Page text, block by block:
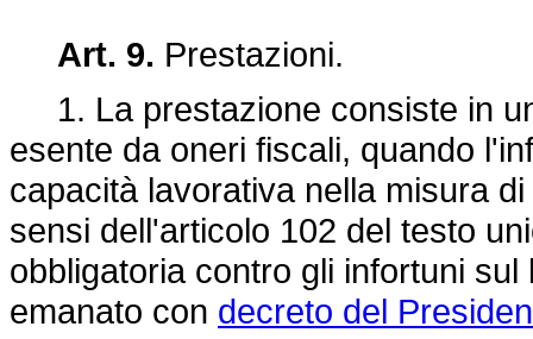
Art. 9. Prestazioni.
1. La prestazione consiste in
esente da oneri fiscali, quando
capacità lavorativa nella misura
sensi dell'articolo 102 del testo
obbligatoria contro gli infortuni
emanato con decreto del